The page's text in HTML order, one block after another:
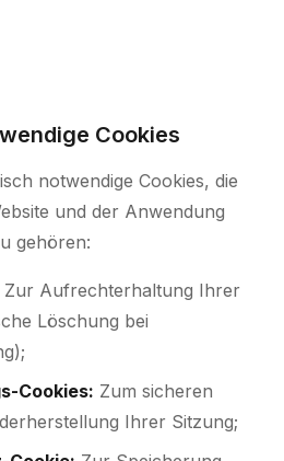
Cookies
notwendige Cookies, die
und der Anwendung
gehören:
Zur Aufrechterhaltung Ihrer
Löschung bei
Cookies: Zum sicheren
Ihrer Sitzung;